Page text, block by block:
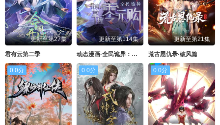
更新至第27集
君有云第二季
更新至第114集
动态漫画·全民诡异：开局掌握零元购
更新至第21集
荒古恩仇录·破风篇
0.0分 0.0分 0.0分